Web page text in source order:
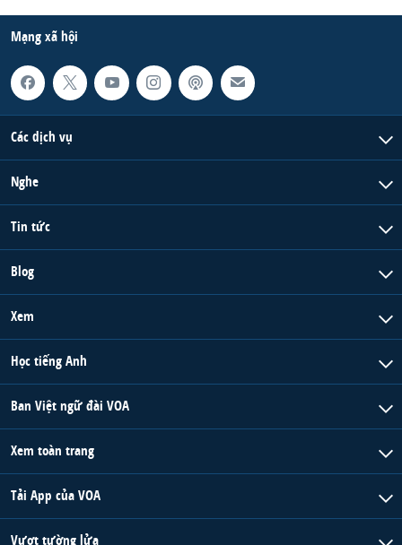
Mạng xã hội
Các dịch vụ
Nghe
Tin tức
Blog
Xem
Học tiếng Anh
Ban Việt ngữ đài VOA
Xem toàn trang
Tải App của VOA
Vượt tường lửa